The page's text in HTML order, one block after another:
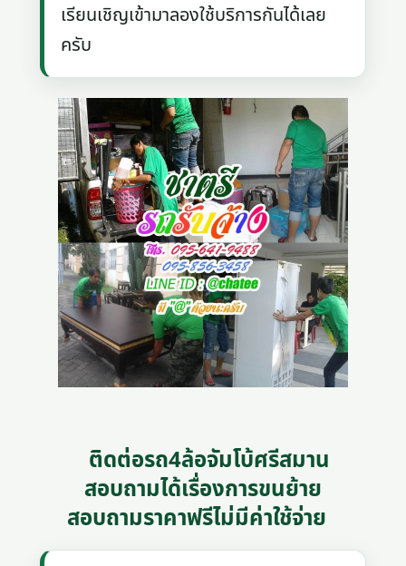
เรียนเชิญเข้ามาลองใช้บริการกันได้เลย
ครับ
ติดต่อรถ4ล้อจัมโบ้ศรีสมาน
สอบถามได้เรื่องการขนย้าย
สอบถามราคาฟรีไม่มีค่าใช้จ่าย